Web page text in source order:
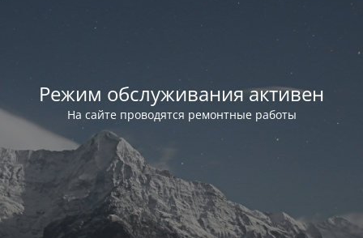
Режим обслуживания активен
На сайте проводятся ремонтные работы